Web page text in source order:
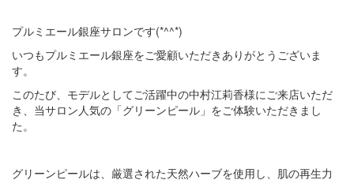
プルミエール銀座サロンです(*^^*)
いつもプルミエール銀座をご愛顧いただきありがとうございま
す。
このたび、モデルとしてご活躍中の中村江莉香様にご来店いただ
き、当サロン人気の「グリーンピール」をご体験いただきまし
た。
グリーンピールは、厳選された天然ハーブを使用し、肌の再生力